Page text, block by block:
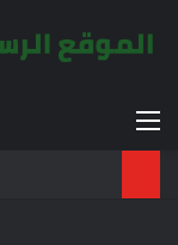
القائمة